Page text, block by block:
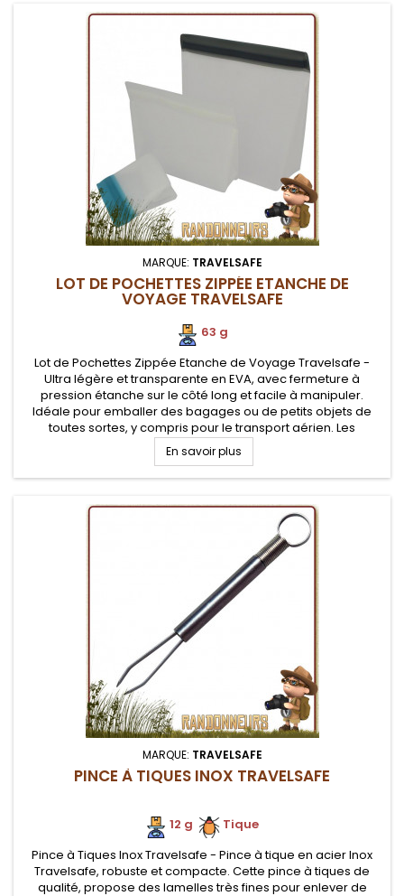
MARQUE: TRAVELSAFE
LOT DE POCHETTES ZIPPÉE ETANCHE DE
VOYAGE TRAVELSAFE
63 g
Lot de Pochettes Zippée Etanche de Voyage Travelsafe -
Ultra légère et transparente en EVA, avec fermeture à
pression étanche sur le côté long et facile à manipuler.
Idéale pour emballer des bagages ou de petits objets de
toutes sortes, y compris pour le transport aérien. Les
pochettes sont également idéales comme housse de
protection peu coûteuse pour...
En savoir plus
MARQUE: TRAVELSAFE
PINCE À TIQUES INOX TRAVELSAFE
12 g
Tique
Pince à Tiques Inox Travelsafe - Pince à tique en acier Inox
Travelsafe, robuste et compacte. Cette pince à tiques de
qualité, propose des lamelles très fines pour enlever de